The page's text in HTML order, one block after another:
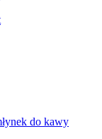
do kawy